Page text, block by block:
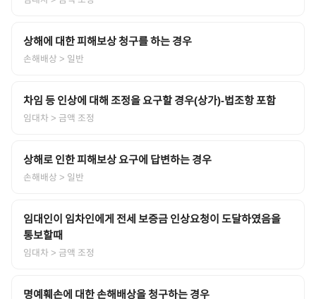
상해에 대한 피해보상 청구를 하는 경우
손해배상 > 일반
차임 등 인상에 대해 조정을 요구할 경우(상가)-법조항 포함
임대차> 금액 조정
상해로 인한 피해보상 요구에 답변하는 경우
손해배상 > 일반
임대인이 임차인에게 전세 보증금 인상요청이 도달하였음을
통보할때
임대차> 금액 조정
명예훼손에 대한 손해배상을 청구하는 경우